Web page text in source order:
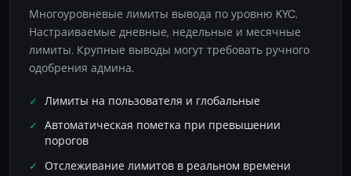
Многоуровневые лимиты вывода по уровню KYC.
Настраиваемые дневные, недельные и месячные
лимиты. Крупные выводы могут требовать ручного
одобрения админа.
Лимиты на пользователя и глобальные
Автоматическая пометка при превышении
порогов
Отслеживание лимитов в реальном времени